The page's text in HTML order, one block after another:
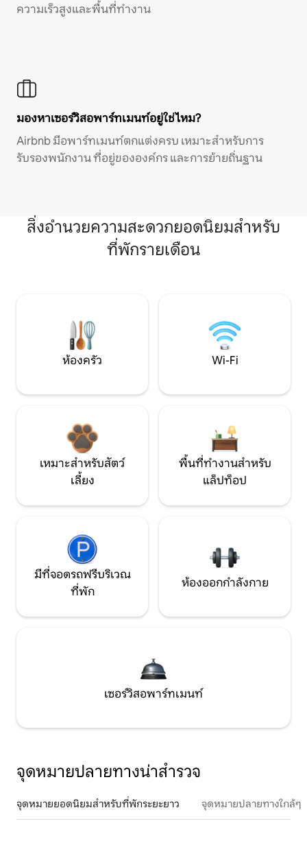
ความเร็วสูงและพื้นที่ทำงาน
มองหาเซอร์วิสอพาร์ทเมนท์อยู่ใช่ไหม?
Airbnb มีอพาร์ทเมนท์ตกแต่งครบ เหมาะสำหรับการ
รับรองพนักงาน ที่อยู่ขององค์กร และการย้ายถิ่นฐาน
สิ่งอำนวยความสะดวกยอดนิยมสำหรับ
ที่พักรายเดือน
ห้องครัว Wi-Fi
เหมาะสำหรับสัตว์
เลี้ยง
พื้นที่ทำงานสำหรับ
แล็ปท็อป
มีที่จอดรถฟรีบริเวณ
ที่พัก
ห้องออกกำลังกาย
เซอร์วิสอพาร์ทเมนท์
จุดหมายปลายทางน่าสำรวจ
จุดหมายยอดนิยมสำหรับที่พักระยะยาว จุดหมายปลายทางใกล้ๆ